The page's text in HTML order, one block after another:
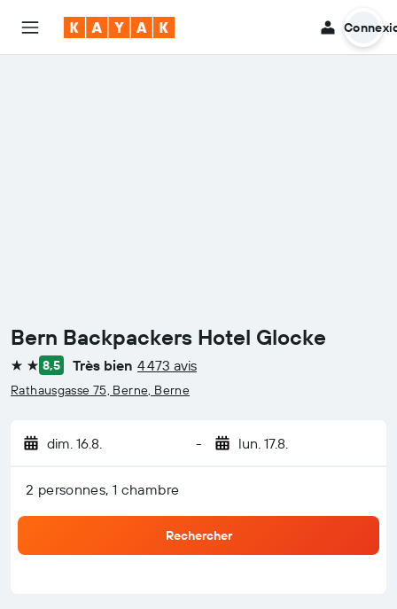
Bern Backpackers Hotel Glocke
2 étoiles
8,5 Très bien 4 473 avis
Rathausgasse 75, Berne, Berne
dim. 16.8. - lun. 17.8.
2 personnes, 1 chambre
Rechercher